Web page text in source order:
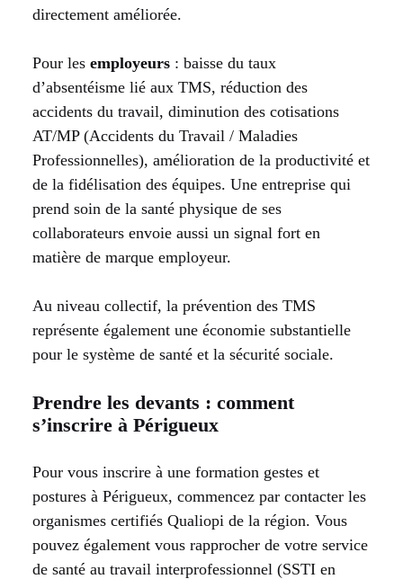
directement améliorée.
Pour les employeurs : baisse du taux
d’absentéisme lié aux TMS, réduction des
accidents du travail, diminution des cotisations
AT/MP (Accidents du Travail / Maladies
Professionnelles), amélioration de la productivité et
de la fidélisation des équipes. Une entreprise qui
prend soin de la santé physique de ses
collaborateurs envoie aussi un signal fort en
matière de marque employeur.
Au niveau collectif, la prévention des TMS
représente également une économie substantielle
pour le système de santé et la sécurité sociale.
Prendre les devants : comment
s’inscrire à Périgueux
Pour vous inscrire à une formation gestes et
postures à Périgueux, commencez par contacter les
organismes certifiés Qualiopi de la région. Vous
pouvez également vous rapprocher de votre service
de santé au travail interprofessionnel (SSTI en